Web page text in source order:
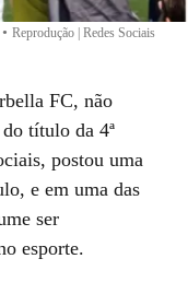
• Reprodução | Redes Sociais
FC, não
título da 4ª
postou uma
e em uma das
ser
esporte.